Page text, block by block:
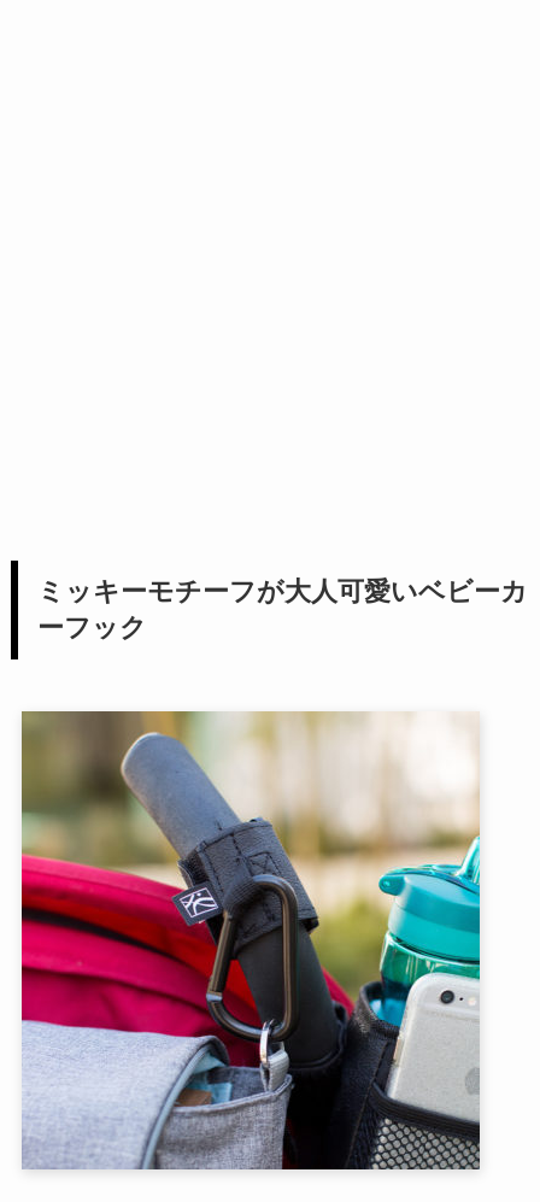
ミッキーモチーフが大人可愛いベビーカ
ーフック